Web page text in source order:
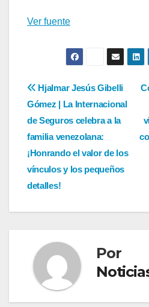
entradas
Ver fuente
Navegación
de
entradas
Hjalmar Jesús Gibelli
Gómez | La Internacional
de Seguros celebra a la
familia venezolana:
¡Honrando el valor de los
vínculos y los pequeños
detalles!
Por